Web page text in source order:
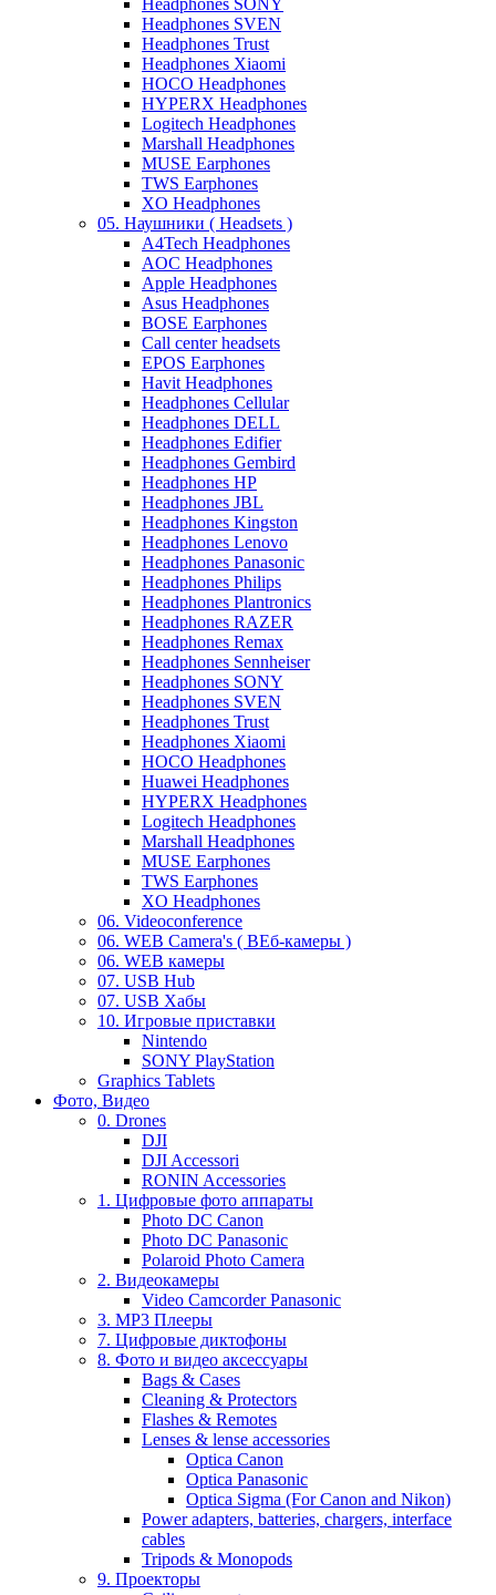
Headphones SONY
Headphones SVEN
Headphones Trust
Headphones Xiaomi
HOCO Headphones
HYPERX Headphones
Logitech Headphones
Marshall Headphones
MUSE Earphones
TWS Earphones
XO Headphones
05. Наушники ( Headsets )
A4Tech Headphones
AOC Headphones
Apple Headphones
Asus Headphones
BOSE Earphones
Call center headsets
EPOS Earphones
Havit Headphones
Headphones Cellular
Headphones DELL
Headphones Edifier
Headphones Gembird
Headphones HP
Headphones JBL
Headphones Kingston
Headphones Lenovo
Headphones Panasonic
Headphones Philips
Headphones Plantronics
Headphones RAZER
Headphones Remax
Headphones Sennheiser
Headphones SONY
Headphones SVEN
Headphones Trust
Headphones Xiaomi
HOCO Headphones
Huawei Headphones
HYPERX Headphones
Logitech Headphones
Marshall Headphones
MUSE Earphones
TWS Earphones
XO Headphones
06. Videoconference
06. WEB Camera's ( ВЕб-камеры )
06. WEB камеры
07. USB Hub
07. USB Хабы
10. Игровые приставки
Nintendo
SONY PlayStation
Graphics Tablets
Фото, Видео
0. Drones
DJI
DJI Accessori
RONIN Accessories
1. Цифровые фото аппараты
Photo DC Canon
Photo DC Panasonic
Polaroid Photo Camera
2. Видеокамеры
Video Camcorder Panasonic
3. MP3 Плееры
7. Цифровые диктофоны
8. Фото и видео аксессуары
Bags & Cases
Cleaning & Protectors
Flashes & Remotes
Lenses & lense accessories
Optica Canon
Optica Panasonic
Optica Sigma (For Canon and Nikon)
Power adapters, batteries, chargers, interface
cables
Tripods & Monopods
9. Проекторы